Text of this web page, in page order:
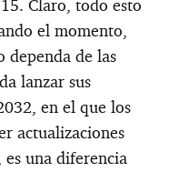
Claro, todo esto
el momento,
dependa de las
lanzar sus
en el que los
actualizaciones
una diferencia